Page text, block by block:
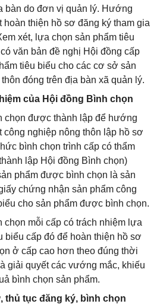
bàn do đơn vị quản lý. Hướng
thiện hồ sơ đăng ký tham gia
xét, lựa chọn sản phẩm tiêu
văn bản đề nghị Hội đồng cấp
tiêu biểu cho các cơ sở sản
đóng trên địa bàn xã quản lý.
của Hội đồng Bình chọn
chọn được thành lập để hướng
nghiệp nông thôn lập hồ sơ
bình chọn trình cấp có thẩm
lập Hội đồng Bình chọn)
phẩm được bình chọn là sản
chứng nhận sản phẩm công
cho sản phẩm được bình chọn.
chọn mỗi cấp có trách nhiệm lựa
biểu cấp đó để hoàn thiện hồ sơ
ở cấp cao hơn theo đúng thời
giải quyết các vướng mắc, khiếu
bình chọn sản phẩm.
thủ tục đăng ký, bình chọn